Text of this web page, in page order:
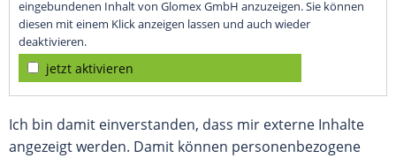
eingebundenen Inhalt von Glomex GmbH anzuzeigen. Sie können
diesen mit einem Klick anzeigen lassen und auch wieder
deaktivieren.
jetzt aktivieren
Ich bin damit einverstanden, dass mir externe Inhalte
angezeigt werden. Damit können personenbezogene